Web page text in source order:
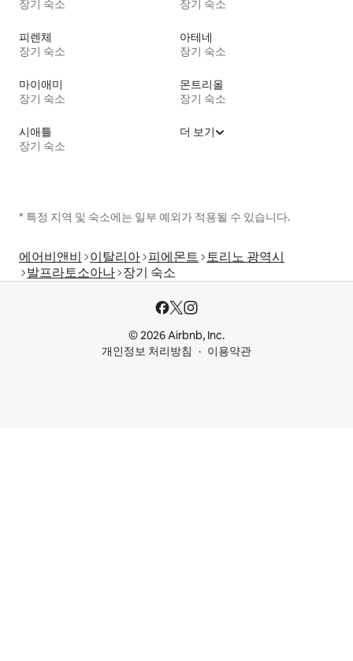
장기 숙소 장기 숙소
피렌체
장기 숙소
아테네
장기 숙소
마이애미
장기 숙소
몬트리올
장기 숙소
시애틀
장기 숙소
더 보기
* 특정 지역 및 숙소에는 일부 예외가 적용될 수 있습니다.
에어비앤비 이탈리아 피에몬트 토리노 광역시
발프라토소아나 장기 숙소
© 2026 Airbnb, Inc.
개인정보 처리방침
이용약관